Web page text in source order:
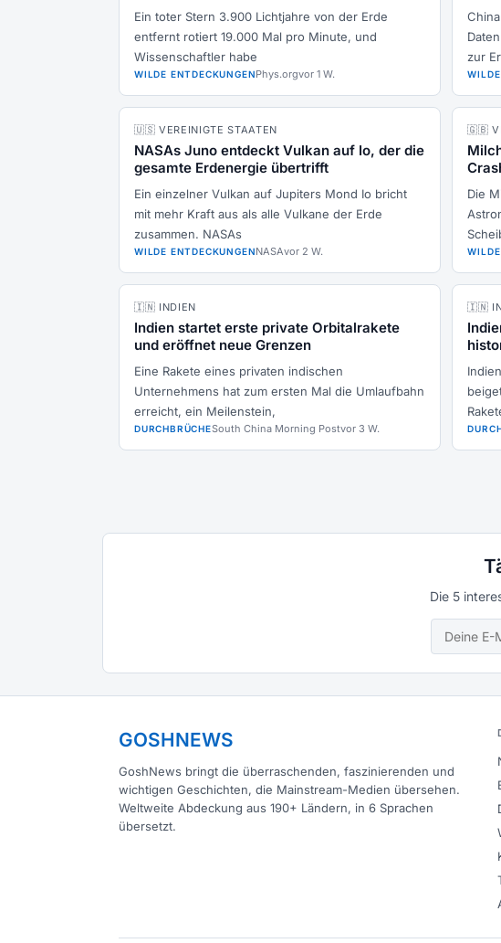
Ein toter Stern 3.900 Lichtjahre von der Erde
entfernt rotiert 19.000 Mal pro Minute, und
Wissenschaftler habe
WILDE ENTDECKUNGENPhys.orgvor 1 W.
zur
🇺🇸 VEREINIGTE STAATEN
NASAs Juno entdeckt Vulkan auf Io, der die
gesamte Erdenergie übertrifft
Ein einzelner Vulkan auf Jupiters Mond Io bricht
mit mehr Kraft aus als alle Vulkane der Erde
zusammen. NASAs
WILDE ENTDECKUNGENNASAvor 2 W.
🇬🇧
Die
🇮🇳 INDIEN
Indien startet erste private Orbitalrakete
und eröffnet neue Grenzen
Eine Rakete eines privaten indischen
Unternehmens hat zum ersten Mal die Umlaufbahn
erreicht, ein Meilenstein,
DURCHBRÜCHESouth China Morning Postvor 3 W.
🇮🇳
Die 5
GOSHNEWS
GoshNews bringt die überraschenden, faszinierenden und
wichtigen Geschichten, die Mainstream-Medien übersehen.
Weltweite Abdeckung aus 190+ Ländern, in 6 Sprachen
übersetzt.